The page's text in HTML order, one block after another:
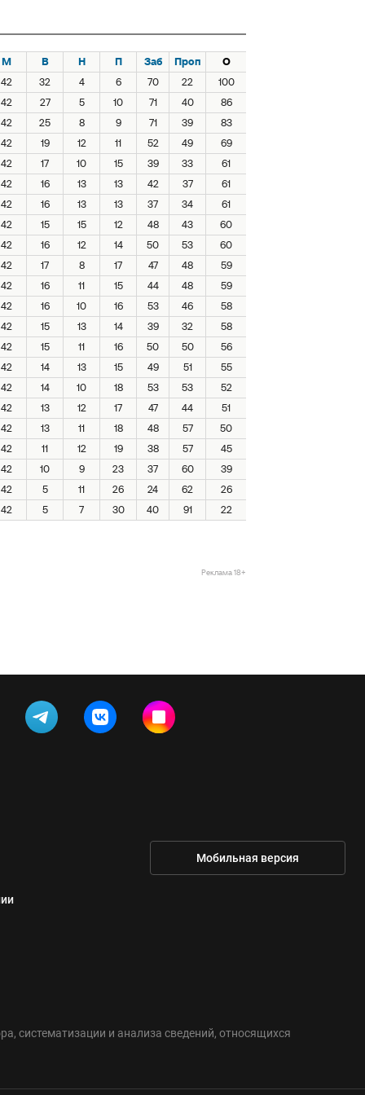
М В Н П Заб Проп
О
42 32 4 6 70 22
100
42 27 5 10 71 40
86
42 25 8 9 71 39
83
42 19 12 11 52 49
69
42 17 10 15 39 33
61
42 16 13 13 42 37
61
42 16 13 13 37 34
61
42 15 15 12 48 43
60
42 16 12 14 50 53
60
42 17 8 17 47 48
59
42 16 11 15 44 48
59
42 16 10 16 53 46
58
42 15 13 14 39 32
58
42 15 11 16 50 50
56
42 14 13 15 49 51
55
42 14 10 18 53 53
52
42 13 12 17 47 44
51
42 13 11 18 48 57
50
42 11 12 19 38 57
45
42 10 9 23 37 60
39
42 5 11 26 24 62
26
42 5 7 30 40 91 22
Реклама 18+
Мобильная версия
систематизации и анализа сведений, относящихся